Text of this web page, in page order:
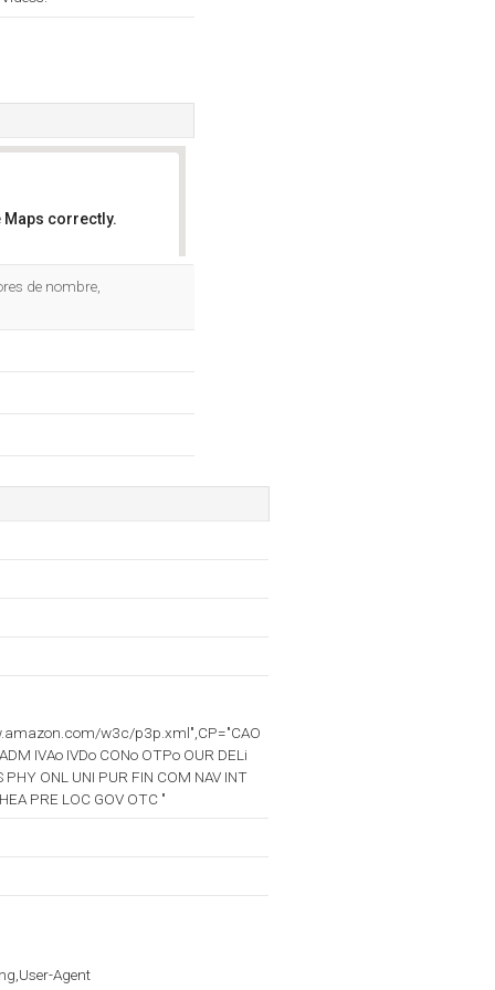
Maps correctly.
de nombre,
w3c/p3p.xml",CP="CAO
IVAo IVDo CONo OTPo OUR DELi
PHY ONL UNI PUR FIN COM NAV INT
PRE LOC GOV OTC "
Agent